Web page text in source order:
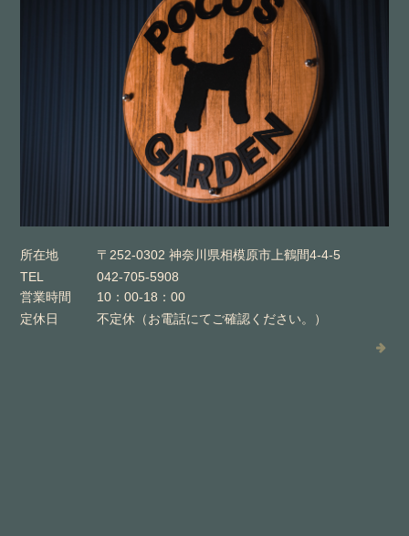
所在地
〒252-0302 神奈川県相模原市上鶴間4-4-5
TEL
042-705-5908
営業時間
10：00-18：00
定休日
不定休（お電話にてご確認ください。）